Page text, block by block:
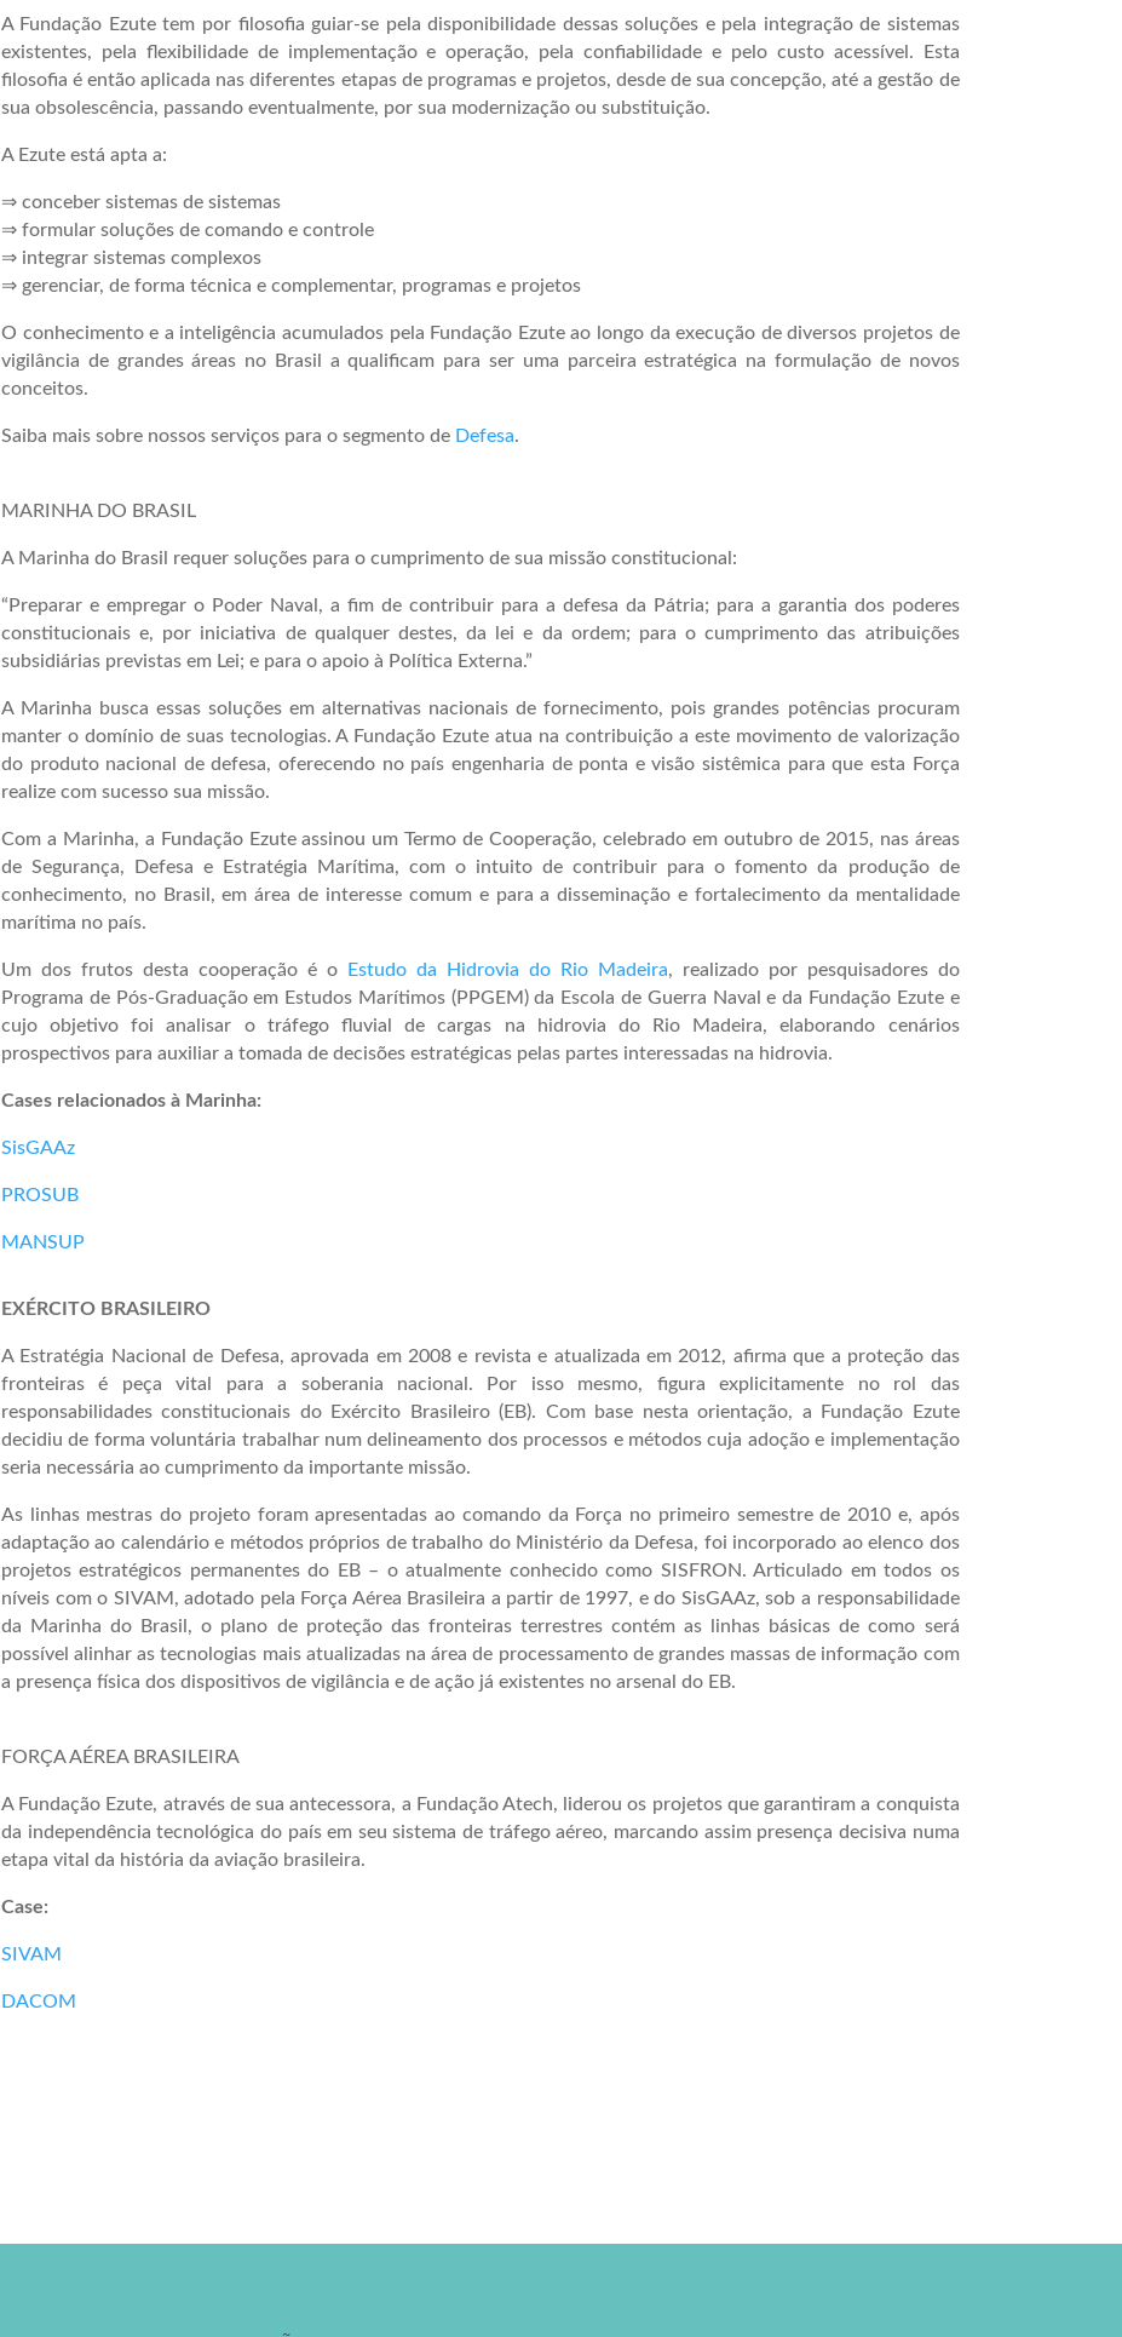
A Fundação Ezute tem por filosofia guiar-se pela disponibilidade dessas soluções e pela integração de sistemas
existentes, pela flexibilidade de implementação e operação, pela confiabilidade e pelo custo acessível. Esta
filosofia é então aplicada nas diferentes etapas de programas e projetos, desde de sua concepção, até a gestão de
sua obsolescência, passando eventualmente, por sua modernização ou substituição.
A Ezute está apta a:
⇒ conceber sistemas de sistemas
⇒ formular soluções de comando e controle
⇒ integrar sistemas complexos
⇒ gerenciar, de forma técnica e complementar, programas e projetos
O conhecimento e a inteligência acumulados pela Fundação Ezute ao longo da execução de diversos projetos de
vigilância de grandes áreas no Brasil a qualificam para ser uma parceira estratégica na formulação de novos
conceitos.
Saiba mais sobre nossos serviços para o segmento de Defesa.
MARINHA DO BRASIL
A Marinha do Brasil requer soluções para o cumprimento de sua missão constitucional:
“Preparar e empregar o Poder Naval, a fim de contribuir para a defesa da Pátria; para a garantia dos poderes
constitucionais e, por iniciativa de qualquer destes, da lei e da ordem; para o cumprimento das atribuições
subsidiárias previstas em Lei; e para o apoio à Política Externa.”
A Marinha busca essas soluções em alternativas nacionais de fornecimento, pois grandes potências procuram
manter o domínio de suas tecnologias. A Fundação Ezute atua na contribuição a este movimento de valorização
do produto nacional de defesa, oferecendo no país engenharia de ponta e visão sistêmica para que esta Força
realize com sucesso sua missão.
Com a Marinha, a Fundação Ezute assinou um Termo de Cooperação, celebrado em outubro de 2015, nas áreas
de Segurança, Defesa e Estratégia Marítima, com o intuito de contribuir para o fomento da produção de
conhecimento, no Brasil, em área de interesse comum e para a disseminação e fortalecimento da mentalidade
marítima no país.
Um dos frutos desta cooperação é o Estudo da Hidrovia do Rio Madeira, realizado por pesquisadores do
Programa de Pós-Graduação em Estudos Marítimos (PPGEM) da Escola de Guerra Naval e da Fundação Ezute e
cujo objetivo foi analisar o tráfego fluvial de cargas na hidrovia do Rio Madeira, elaborando cenários
prospectivos para auxiliar a tomada de decisões estratégicas pelas partes interessadas na hidrovia.
Cases relacionados à Marinha:
SisGAAz
PROSUB
MANSUP
EXÉRCITO BRASILEIRO
A Estratégia Nacional de Defesa, aprovada em 2008 e revista e atualizada em 2012, afirma que a proteção das
fronteiras é peça vital para a soberania nacional. Por isso mesmo, figura explicitamente no rol das
responsabilidades constitucionais do Exército Brasileiro (EB). Com base nesta orientação, a Fundação Ezute
decidiu de forma voluntária trabalhar num delineamento dos processos e métodos cuja adoção e implementação
seria necessária ao cumprimento da importante missão.
As linhas mestras do projeto foram apresentadas ao comando da Força no primeiro semestre de 2010 e, após
adaptação ao calendário e métodos próprios de trabalho do Ministério da Defesa, foi incorporado ao elenco dos
projetos estratégicos permanentes do EB – o atualmente conhecido como SISFRON. Articulado em todos os
níveis com o SIVAM, adotado pela Força Aérea Brasileira a partir de 1997, e do SisGAAz, sob a responsabilidade
da Marinha do Brasil, o plano de proteção das fronteiras terrestres contém as linhas básicas de como será
possível alinhar as tecnologias mais atualizadas na área de processamento de grandes massas de informação com
a presença física dos dispositivos de vigilância e de ação já existentes no arsenal do EB.
FORÇA AÉREA BRASILEIRA
A Fundação Ezute, através de sua antecessora, a Fundação Atech, liderou os projetos que garantiram a conquista
da independência tecnológica do país em seu sistema de tráfego aéreo, marcando assim presença decisiva numa
etapa vital da história da aviação brasileira.
Case:
SIVAM
DACOM